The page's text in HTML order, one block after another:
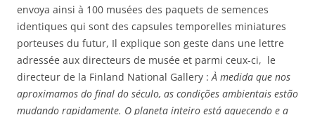
envoya ainsi à 100 musées des paquets de semences
identiques qui sont des capsules temporelles miniatures
porteuses du futur, Il explique son geste dans une lettre
adressée aux directeurs de musée et parmi ceux-ci, le
directeur de la Finland National Gallery : À medida que nos
aproximamos do final do século, as condições ambientais estão
mudando rapidamente. O planeta inteiro está aquecendo e a